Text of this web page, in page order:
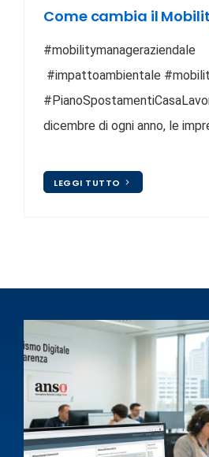
Come cambia il
#mobilitymanageraziendale
#impattoambientale
dicembre di ogni anno, le
LEGGI TUTTO